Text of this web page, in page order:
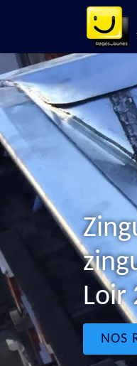
Loir
NOS